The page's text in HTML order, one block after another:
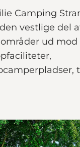
Camping
vestlige del
ud